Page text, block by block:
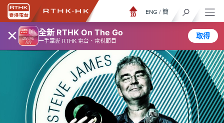
× 全新 RTHK On The Go
一手掌握 RTHK 電台、電視節目
取得
ENG / 簡